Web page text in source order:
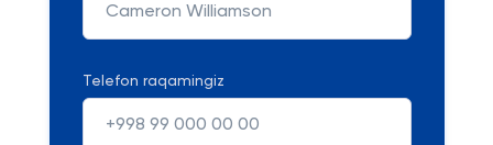
Telefon raqamingiz